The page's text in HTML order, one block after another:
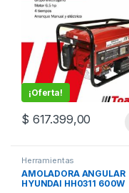
¡Oferta!
$ 617.399,00
Herramientas
AMOLADORA ANGULAR
HYUNDAI HH0311 600W